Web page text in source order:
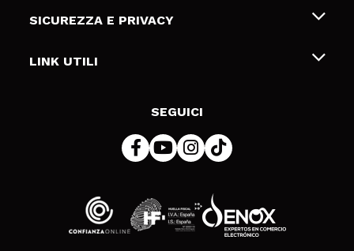
Gift Cards
Spedizioni & Resi
Metodi di pagamamento
SICUREZZA E PRIVACY
Termini e condizioni
LINK UTILI
SEGUICI